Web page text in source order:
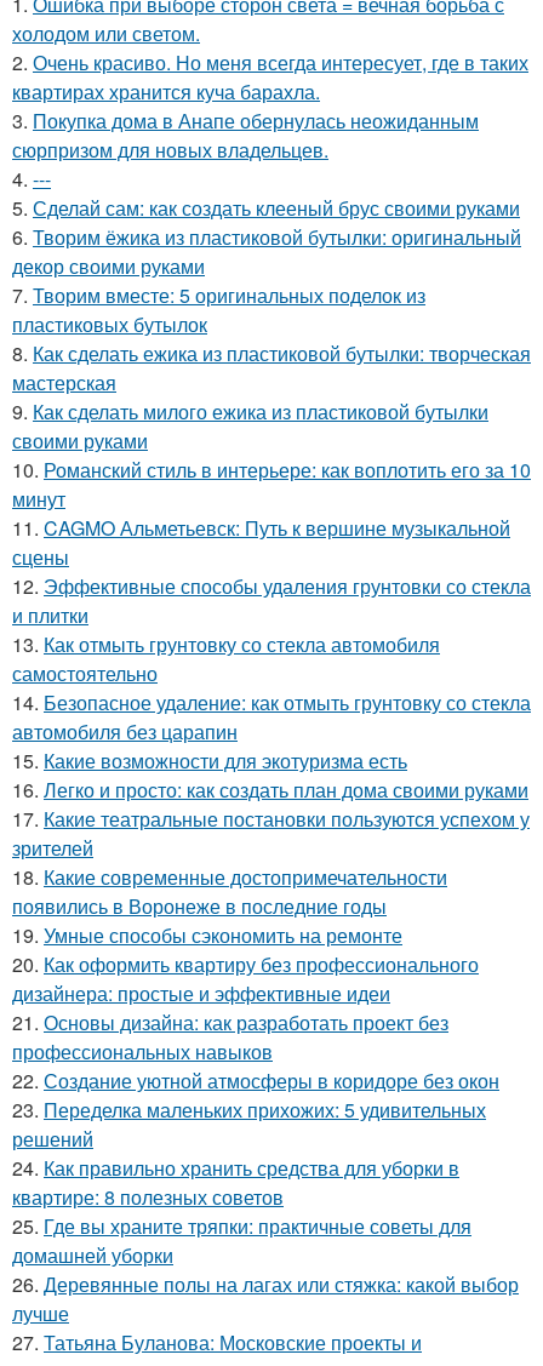
холодом или светом.
2. Очень красиво. Но меня всегда интересует, где в таких
квартирах хранится куча барахла.
3. Покупка дома в Анапе обернулась неожиданным
сюрпризом для новых владельцев.
4. ---
5. Сделай сам: как создать клееный брус своими руками
6. Творим ёжика из пластиковой бутылки: оригинальный
декор своими руками
7. Творим вместе: 5 оригинальных поделок из
пластиковых бутылок
8. Как сделать ежика из пластиковой бутылки: творческая
мастерская
9. Как сделать милого ежика из пластиковой бутылки
своими руками
10. Романский стиль в интерьере: как воплотить его за 10
минут
11. CAGMO Альметьевск: Путь к вершине музыкальной
сцены
12. Эффективные способы удаления грунтовки со стекла
и плитки
13. Как отмыть грунтовку со стекла автомобиля
самостоятельно
14. Безопасное удаление: как отмыть грунтовку со стекла
автомобиля без царапин
15. Какие возможности для экотуризма есть
16. Легко и просто: как создать план дома своими руками
17. Какие театральные постановки пользуются успехом у
зрителей
18. Какие современные достопримечательности
появились в Воронеже в последние годы
19. Умные способы сэкономить на ремонте
20. Как оформить квартиру без профессионального
дизайнера: простые и эффективные идеи
21. Основы дизайна: как разработать проект без
профессиональных навыков
22. Создание уютной атмосферы в коридоре без окон
23. Переделка маленьких прихожих: 5 удивительных
решений
24. Как правильно хранить средства для уборки в
квартире: 8 полезных советов
25. Где вы храните тряпки: практичные советы для
домашней уборки
26. Деревянные полы на лагах или стяжка: какой выбор
лучше
27. Татьяна Буланова: Московские проекты и